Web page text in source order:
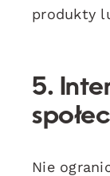
produkty
5.
Nie